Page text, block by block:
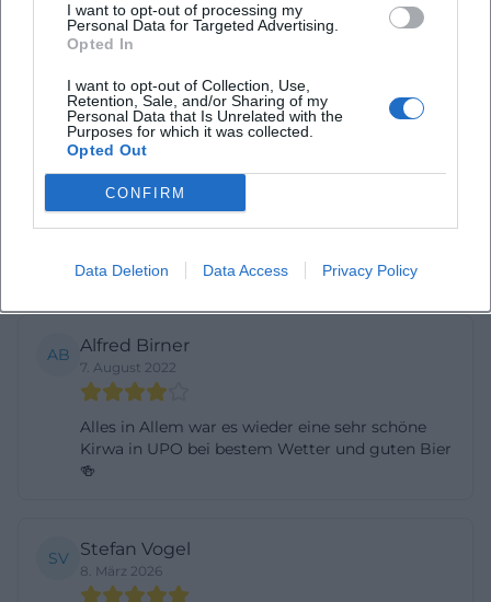
I want to opt-out of processing my
Personal Data for Targeted Advertising.
Opted In
I want to opt-out of Collection, Use,
Retention, Sale, and/or Sharing of my
Personal Data that Is Unrelated with the
Purposes for which it was collected.
Opted Out
CONFIRM
Data Deletion Data Access Privacy Policy
Besonders bemerkenswert ist die Entwicklung der
Mitgliederzahlen und der Vereinsvielfalt. Der Markt
Hahnbach beschreibt die Sportfreunde als
zweitgrößten Verein der Gemeinde mit über 550
Mitgliedern. Im Jubiläumsbericht des Vereins selbst
ist sogar von 672 Mitgliedern die Rede, darunter 160
Kinder und Jugendliche. Das macht deutlich, dass
der Verein über die Jahre gewachsen ist und
die sportlichen und gesellschaftlichen Sparten
zeigen Breite: Die offizielle Website nennt Fußball,
Breitensport, Line Dance und Darts, während im
Rückblick auf die Vereinsentwicklung zusätzlich
Gymnastik, Kegeln, Radsport und Yoga erwähnt
Fußballclubhaus, sondern ein Mehrspartenort mit
starker Bindung an den Alltag des Dorfes.
Ursulapoppenricht?
Wo finde ich Veranstaltungen und den
Belegungsplan?
Gibt es Bilder vom Sportheim und Sportplatz?
Bewertungen
AB Alfred Birner
7. August 2022
Alles in Allem war es wieder eine sehr schöne
Kirwa in UPO bei bestem Wetter und guten Bier
🍻
SV Stefan Vogel
8. März 2026